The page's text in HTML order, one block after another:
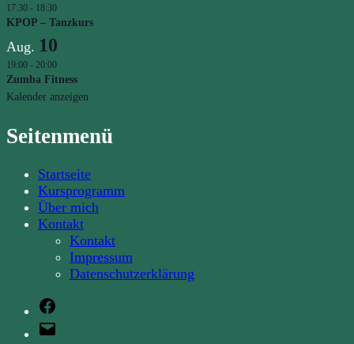
17:30 - 18:30
KPOP – Tanzkurs
Aug. 10
19:00 - 20:00
Zumba Fitness
Kalender anzeigen
Seitenmenü
Startseite
Kursprogramm
Über mich
Kontakt
Kontakt
Impressum
Datenschutzerklärung